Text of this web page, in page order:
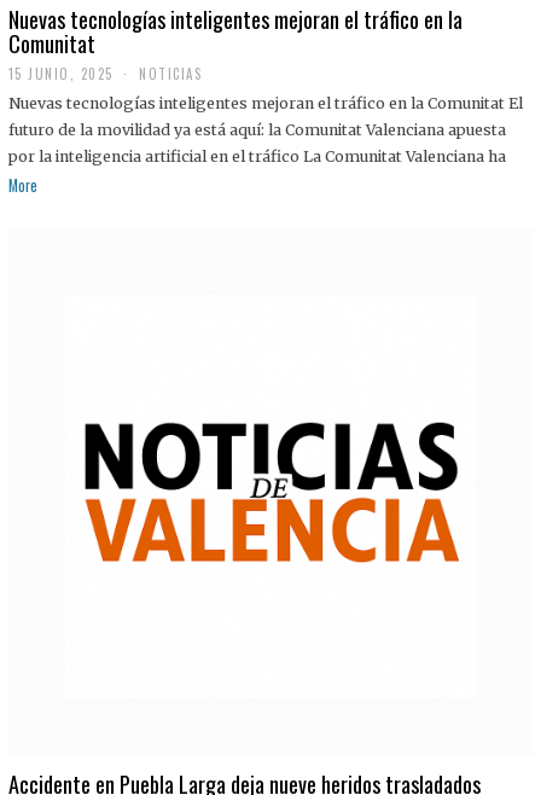
Nuevas tecnologías inteligentes mejoran el tráfico en la
Comunitat
15 JUNIO, 2025 NOTICIAS
Nuevas tecnologías inteligentes mejoran el tráfico en la Comunitat El
futuro de la movilidad ya está aquí: la Comunitat Valenciana apuesta
por la inteligencia artificial en el tráfico La Comunitat Valenciana ha
More
Accidente en Puebla Larga deja nueve heridos trasladados